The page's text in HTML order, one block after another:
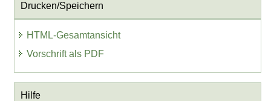
Drucken/Speichern
HTML-Gesamtansicht
Vorschrift als PDF
Hilfe